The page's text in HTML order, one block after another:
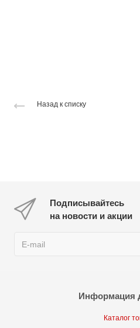
Назад к списку
Подписывайтесь
на новости и акции
Информация
Каталог